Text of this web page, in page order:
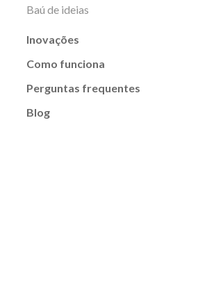
Baú de ideias
Inovações
Como funciona
Perguntas frequentes
Blog